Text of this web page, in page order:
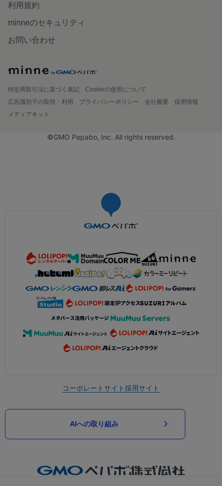
利用規約
minneのセキュリティ
お問い合わせ
特定商取引法に基づく表記
Cookieの使用について
広告識別子の取得・利用
プライバシーポリシー 会社概要
採用情報
メディアキット
©GMO Pepabo, Inc. All rights reserved.
コーポレートサイト採用サイト
AIへの取り組み